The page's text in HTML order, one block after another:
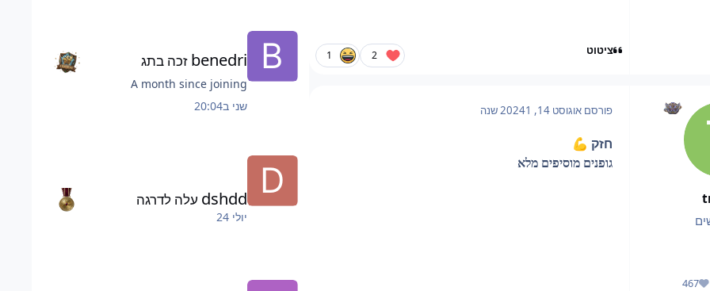
ציטוט 2
1
467
מוניטין
פורסם אוגוסט 14, 2024 1 שנה
חזק 💪
גופנים מוסיפים מלא
benedri זכה בתג
A month since joining
שני ב20:04
dshdd עלה לדרגה
יולי 24